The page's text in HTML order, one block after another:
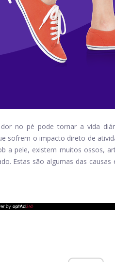
no pé pode tornar a vida
sofrem o impacto direto de
a pele, existem muitos ossos,
Estas são algumas das